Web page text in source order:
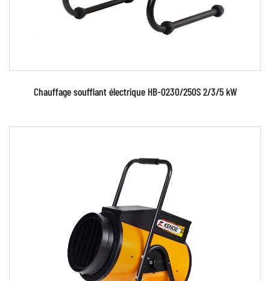
Paramètres:
Chauffage soufflant électrique HB-0230/250S 2/3/5 kW